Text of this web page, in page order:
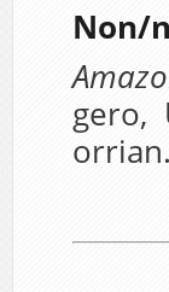
Non/
gero,
orrian.